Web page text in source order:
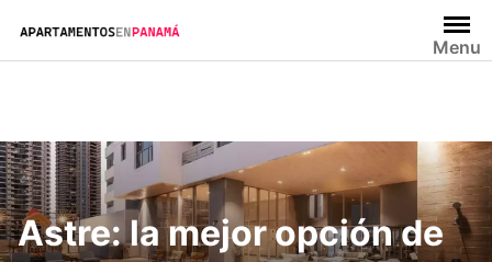
contenido
Menu
Astre: la mejor opción de